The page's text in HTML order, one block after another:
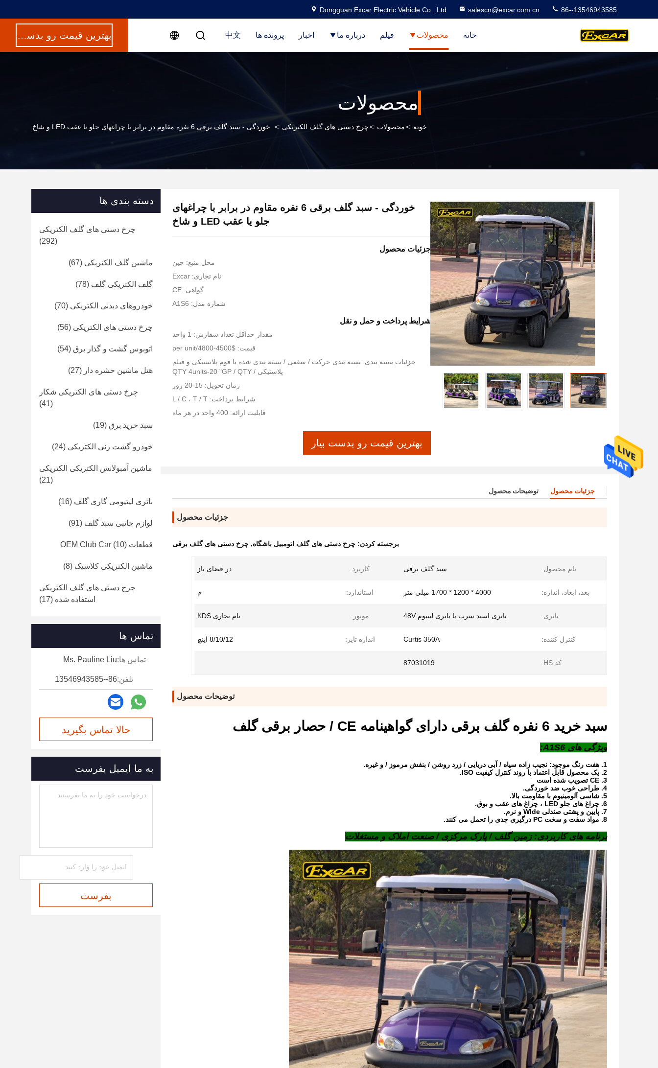
Dongguan Excar Electric Vehicle Co., Ltd salescn@excar.com.cn 86--13546943585
خانه محصولات فیلم درباره ما اخبار پرونده ها 中文 بهترین قیمت رو بدست بیار
محصولات
خونه >محصولات >چرخ دستی های گلف الکتریکی > خوردگی - سبد گلف برقی 6 نفره مقاوم در برابر با چراغهای جلو یا عقب LED و شاخ
خوردگی - سبد گلف برقی 6 نفره مقاوم در برابر با چراغهای
جلو یا عقب LED و شاخ
جزئیات محصول
محل منبع: چین
نام تجاری: Excar
گواهی: CE
شماره مدل: A1S6
شرایط پرداخت و حمل و نقل
مقدار حداقل تعداد سفارش: 1 واحد
قیمت: $4500-4800/per unit
جزئیات بسته بندی: بسته بندی حرکت / سقفی / بسته بندی شده با فوم پلاستیکی و فیلم
پلاستیکی / QTY 4units-20 "GP / QTY
زمان تحویل: 15-20 روز
شرایط پرداخت: L / C ، T / T
قابلیت ارائه: 400 واحد در هر ماه
بهترین قیمت رو بدست بیار
جزئیات محصول توضیحات محصول
جزئیات محصول
برجسته کردن: چرخ دستی های گلف اتومبیل باشگاه, چرخ دستی های گلف برقی
نام محصول: سبد گلف برقی کاربرد: در فضای باز
بعد، ابعاد، اندازه: 4000 * 1200 * 1700 میلی متر استاندارد: م
باتری: باتری اسید سرب یا باتری لیتیوم 48V موتور: نام تجاری KDS
کنترل کننده: Curtis 350A اندازه تایر: 8/10/12 اینچ
کد HS: 87031019
توضیحات محصول
سبد خرید 6 نفره گلف برقی دارای گواهینامه CE / حصار برقی گلف
ویژگی های A1S6:
1. هفت رنگ موجود: نجیب زاده سیاه / آبی دریایی / زرد روشن / بنفش مرموز / و غیره.
2. یک محصول قابل اعتماد با روند کنترل کیفیت ISO.
3. CE تصویب شده است
4. طراحی خوب ضد خوردگی.
5. شاسی آلومینیوم با مقاومت بالا.
6. چراغ های جلو LED ، چراغ های عقب و بوق.
7. پایین و پشتی صندلی WIde و نرم.
8. مواد سفت و سخت PC درگیری جدی را تحمل می کنند.
برنامه های کاربردی: زمین گلف / پارک مرکزی / صنعت املاک و مستغلات
دسته بندی ها
چرخ دستی های گلف الکتریکی
(292)
ماشین گلف الکتریکی (67)
گلف الکتریکی گلف (78)
خودروهای دیدنی الکتریکی (70)
چرخ دستی های الکتریکی (56)
اتوبوس گشت و گذار برق (54)
هتل ماشین حشره دار (27)
چرخ دستی های الکتریکی شکار
(41)
سبد خرید برق (19)
خودرو گشت زنی الکتریکی (24)
ماشین آمبولانس الکتریکی الکتریکی
(21)
باتری لیتیومی گاری گلف (16)
لوازم جانبی سبد گلف (91)
قطعات OEM Club Car (10)
ماشین الکتریکی کلاسیک (8)
چرخ دستی های گلف الکتریکی
استفاده شده (17)
تماس ها
تماس ها:Ms. Pauline Liu
تلفن:86--13546943585
حالا تماس بگیرید
به ما ایمیل بفرست
بفرست